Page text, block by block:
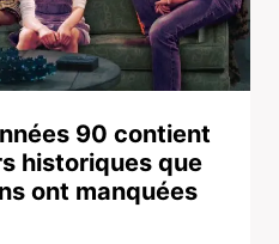
90 contient
historiques que
ont manquées